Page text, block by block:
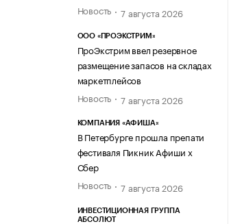
Новость
7 августа 2026
ООО «ПРОЭКСТРИМ»
ПроЭкстрим ввел резервное
размещение запасов на складах
маркетплейсов
Новость
7 августа 2026
КОМПАНИЯ «АФИША»
В Петербурге прошла препати
фестиваля Пикник Афиши х
Сбер
Новость
7 августа 2026
ИНВЕСТИЦИОННАЯ ГРУППА
АБСОЛЮТ